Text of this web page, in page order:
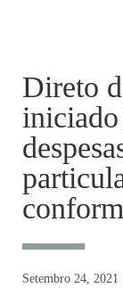
Direto
Setembro 24, 2021